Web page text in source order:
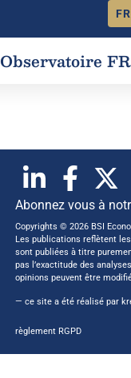
FR
Observatoire FR
Abonnez vous à
Copyrights © 2026 BSI
Les publications reflètent
sont publiées à titre
pas l’exactitude des
opinions peuvent être
— ce site a été réalisé par
règlement RGPD